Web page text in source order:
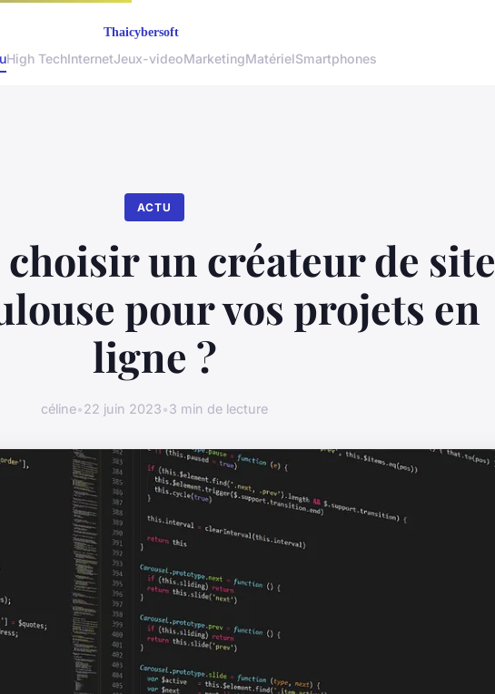
High TechInternetJeux-videoMarketingMatérielSmartphones
ACTU
un créateur de site
pour vos projets en
ligne ?
céline•22 juin 2023•3 min de lecture